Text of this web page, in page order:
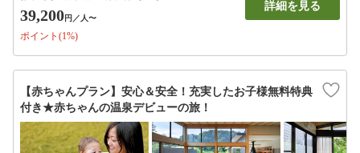
39,200円 ／人〜
ポイント(1%)
詳細を見る
【赤ちゃんプラン】安心＆安全！充実したお子様無料特典
付き★赤ちゃんの温泉デビューの旅！